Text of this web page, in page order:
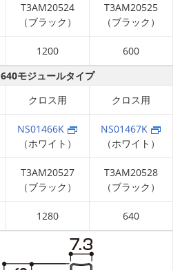
T3AM20524
（ブラック）
T3AM20525
（ブラック）
1200
600
640モジュールタイプ
クロス用 クロス用
NS01466K
（ホワイト）
NS01467K
（ホワイト）
T3AM20527
（ブラック）
T3AM20528
（ブラック）
1280 640